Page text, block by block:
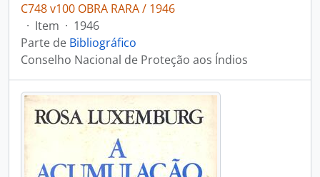
C748 v100 OBRA RARA / 1946
· Item · 1946
Parte de Bibliográfico
Conselho Nacional de Proteção aos Índios